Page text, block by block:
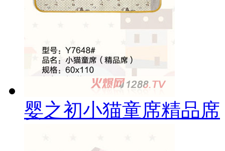
婴之初小猫童席精品席